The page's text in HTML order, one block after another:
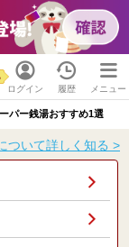
ログイン 履歴 メニュー
パー銭湯おすすめ1選
ついて詳しく知る >